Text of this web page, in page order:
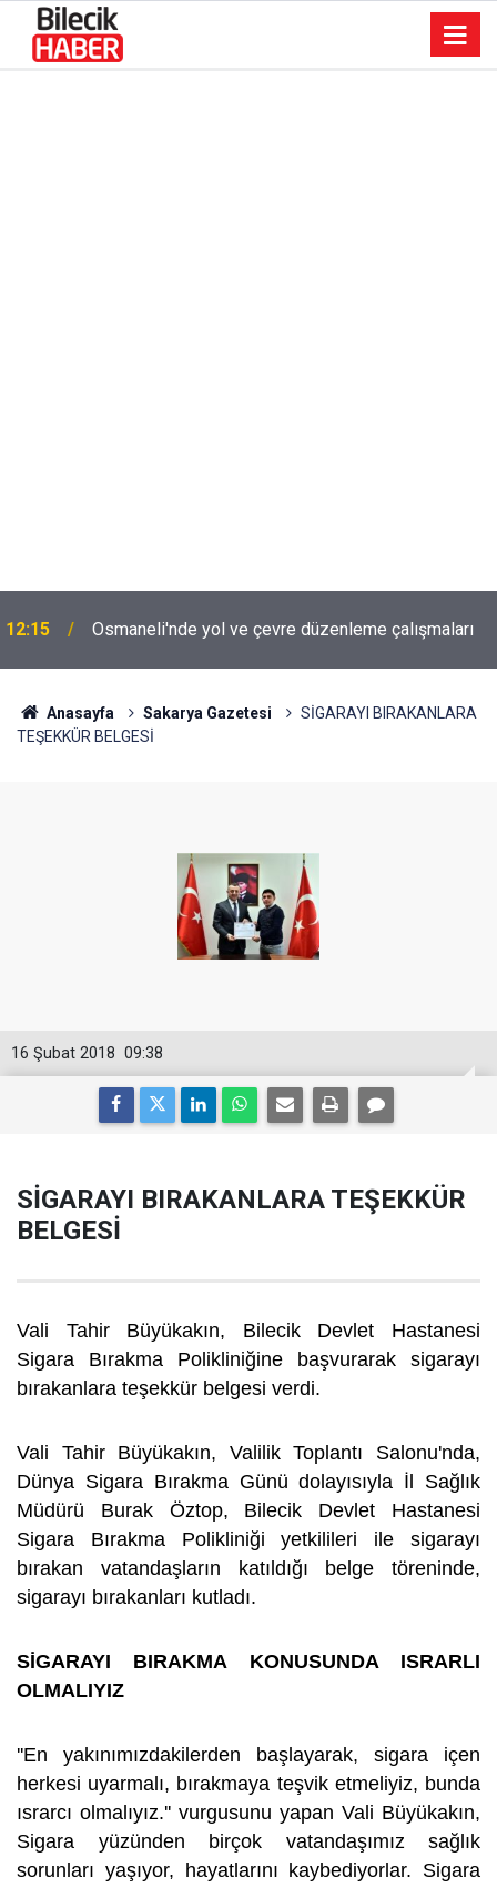
12:15 Osmaneli'nde yol ve çevre düzenleme çalışmaları
Anasayfa Sakarya Gazetesi
SİGARAYI BIRAKANLARA
TEŞEKKÜR BELGESİ
09:38
16 Şubat 2018
SİGARAYI BIRAKANLARA TEŞEKKÜR
BELGESİ
Vali Tahir Büyükakın, Bilecik Devlet Hastanesi
Sigara Bırakma Polikliniğine başvurarak sigarayı
bırakanlara teşekkür belgesi verdi.
Vali Tahir Büyükakın, Valilik Toplantı Salonu'nda,
Dünya Sigara Bırakma Günü dolayısıyla İl Sağlık
Müdürü Burak Öztop, Bilecik Devlet Hastanesi
Sigara Bırakma Polikliniği yetkilileri ile sigarayı
bırakan vatandaşların katıldığı belge töreninde,
sigarayı bırakanları kutladı.
SİGARAYI BIRAKMA KONUSUNDA ISRARLI
OLMALIYIZ
''En yakınımızdakilerden başlayarak, sigara içen
herkesi uyarmalı, bırakmaya teşvik etmeliyiz, bunda
ısrarcı olmalıyız.'' vurgusunu yapan Vali Büyükakın,
Sigara yüzünden birçok vatandaşımız sağlık
sorunları yaşıyor, hayatlarını kaybediyorlar. Sigara